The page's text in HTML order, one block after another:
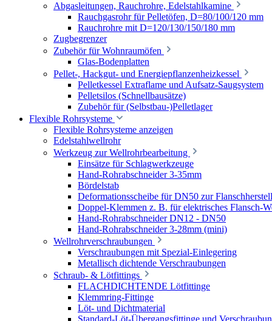
Abgasleitungen, Rauchrohre, Edelstahlkamine
Rauchgasrohr für Pelletöfen, D=80/100/120 mm
Rauchrohre mit D=120/130/150/180 mm
Zugbegrenzer
Zubehör für Wohnraumöfen
Glas-Bodenplatten
Pellet-, Hackgut- und Energiepflanzenheizkessel
Pelletkessel Extraflame und Aufsatz-Saugsystem
Pelletsilos (Schnellbausätze)
Zubehör für (Selbstbau-)Pelletlager
Flexible Rohrsysteme
Flexible Rohrsysteme anzeigen
Edelstahlwellrohr
Werkzeug zur Wellrohrbearbeitung
Einsätze für Schlagwerkzeuge
Hand-Rohrabschneider 3-35mm
Bördelstab
Deformationsscheibe für DN50 zur
Doppel-Klemmen z. B. für elektrisches Flansch-
Hand-Rohrabschneider DN12 - DN50
Hand-Rohrabschneider 3-28mm (mini)
Wellrohrverschraubungen
Verschraubungen mit Spezial-Einlegering
Metallisch dichtende Verschraubungen
Schraub- & Lötfittings
FLACHDICHTENDE Lötfittinge
Klemmring-Fittinge
Löt- und Dichtmaterial
Standard-Löt-Übergangsfittinge und